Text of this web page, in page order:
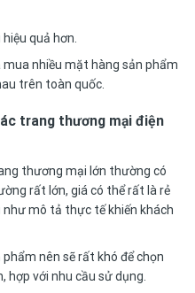
quả hơn.
nhiều mặt hàng sản phẩm
trên toàn quốc.
trang thương mại điện
thương mại lớn thường có
rất lớn, giá có thể rất là rẻ
mô tả thực tế khiến khách
nên sẽ rất khó để chọn
hợp với nhu cầu sử dụng.